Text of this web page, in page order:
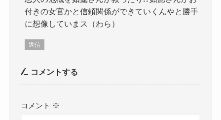
付きの女官かと信頼関係ができていくんやと勝手
に想像していまス（わら）
返信
コメントする
コメント ※